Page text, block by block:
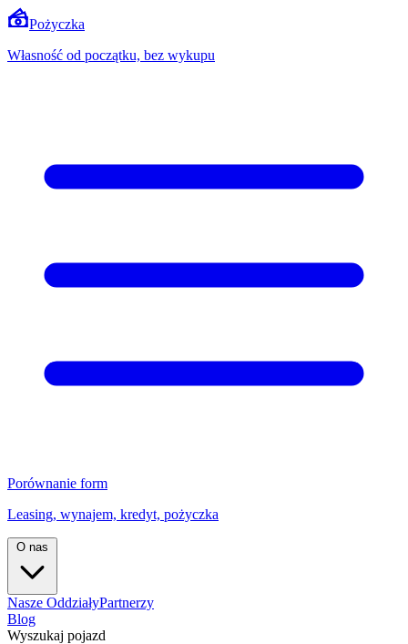
Pożyczka
Własność od początku, bez wykupu
Porównanie form
Leasing, wynajem, kredyt, pożyczka
O nas
Nasze OddziałyPartnerzy
Blog
Wyszukaj pojazd